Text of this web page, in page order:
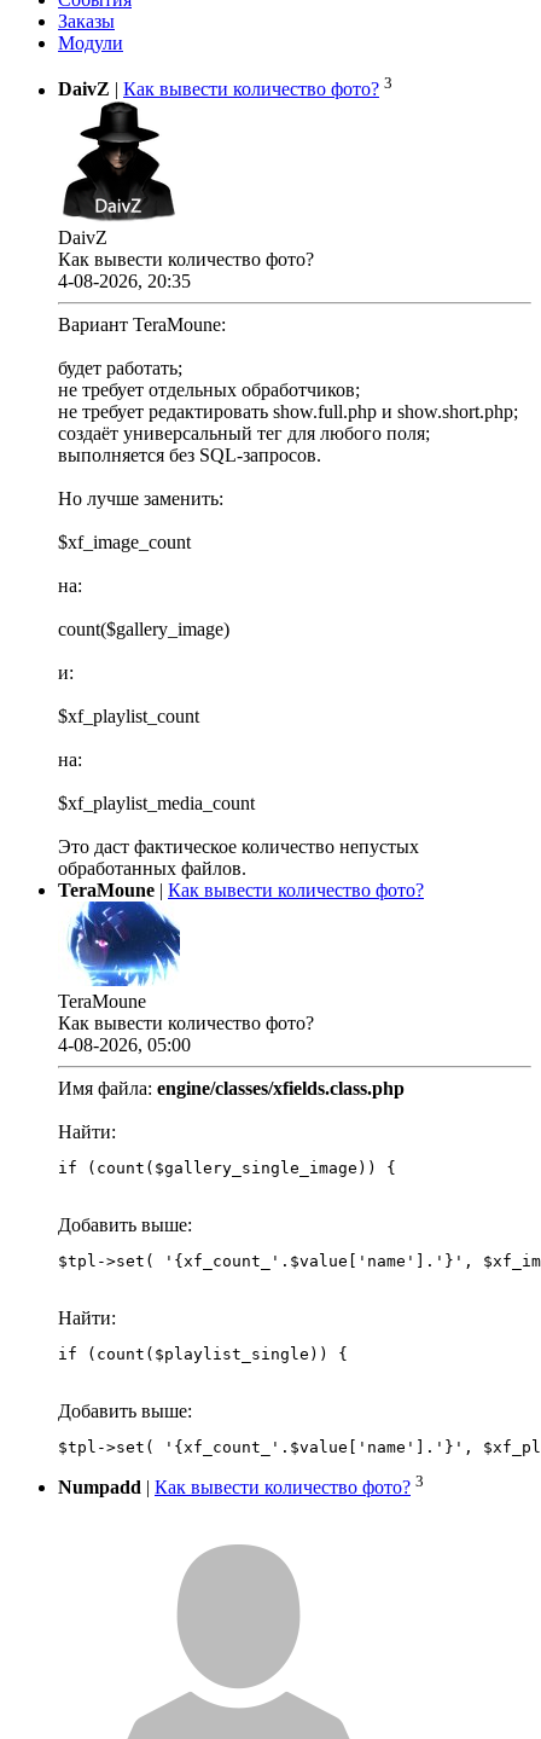
Заказы
Модули
DaivZ Как вывести количество фото? 3
DaivZ
Как вывести количество фото?
4-08-2026, 20:35
Вариант TeraMoune:
будет работать;
не требует отдельных обработчиков;
не требует редактировать show.full.php и show.short.php;
создаёт универсальный тег для любого поля;
выполняется без SQL-запросов.
Но лучше заменить:
$xf_image_count
на:
count($gallery_image)
и:
$xf_playlist_count
на:
$xf_playlist_media_count
Это даст фактическое количество непустых
обработанных файлов.
TeraMoune | Как вывести количество фото?
TeraMoune
Как вывести количество фото?
4-08-2026, 05:00
Имя файла: engine/classes/xfields.class.php
Найти:
if (count($gallery_single_image)) {
Добавить выше:
Найти:
if (count($playlist_single)) {
Добавить выше:
Numpadd | Как вывести количество фото? 3